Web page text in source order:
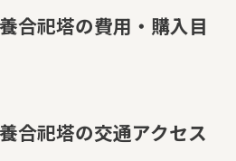
合祀塔の費用・購入目
合祀塔の交通アクセス